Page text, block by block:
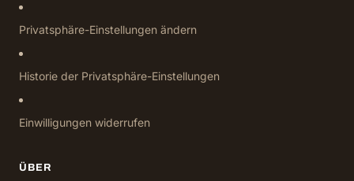
Privatsphäre-Einstellungen ändern
Historie der Privatsphäre-Einstellungen
Einwilligungen widerrufen
ÜBER